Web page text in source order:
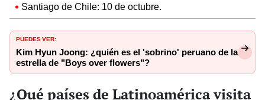
Santiago de Chile: 10 de octubre.
PUEDES VER:
Kim Hyun Joong: ¿quién es el 'sobrino' peruano de la
estrella de "Boys over flowers"?
¿Qué países de Latinoamérica visita